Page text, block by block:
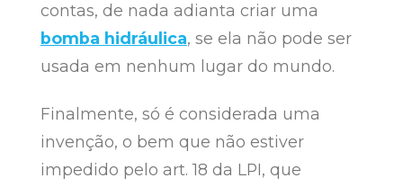
contas, de nada adianta criar uma
bomba hidráulica, se ela não pode ser
usada em nenhum lugar do mundo.
Finalmente, só é considerada uma
invenção, o bem que não estiver
impedido pelo art. 18 da LPI, que